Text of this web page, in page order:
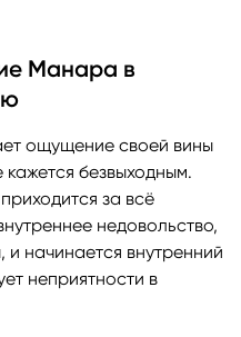
Манара в
ощущение своей вины
безвыходным.
за всё
недовольство,
начинается внутренний
неприятности в